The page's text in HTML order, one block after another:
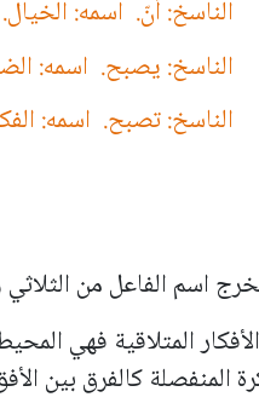
الناسخ: أنّ. اسمه:
الناسخ: يصبح. اسمه:
الناسخ: تصبح. اسمه:
اسم الفاعل من الثلاثي
المتلاقية فهي
المنفصلة كالفرق بين